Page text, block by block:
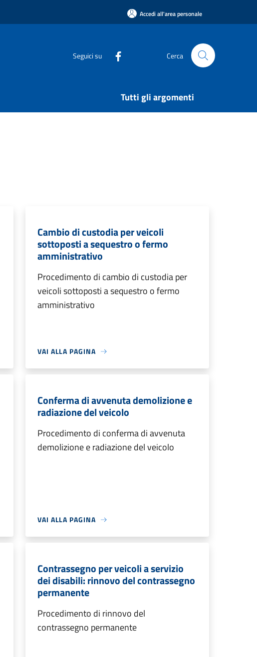
Accedi all'area personale
Seguici su Cerca
Tutti gli argomenti
Cambio di custodia per veicoli
sottoposti a sequestro o fermo
amministrativo
Procedimento di cambio di custodia per
veicoli sottoposti a sequestro o fermo
amministrativo
VAI ALLA PAGINA
Conferma di avvenuta demolizione e
radiazione del veicolo
Procedimento di conferma di avvenuta
demolizione e radiazione del veicolo
VAI ALLA PAGINA
Contrassegno per veicoli a servizio
dei disabili: rinnovo del contrassegno
permanente
Procedimento di rinnovo del
contrassegno permanente